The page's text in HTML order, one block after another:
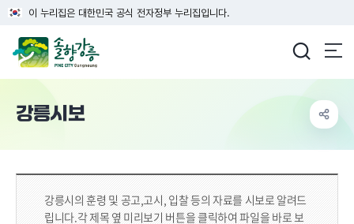
이 누리집은 대한민국 공식 전자정부 누리집입니다.
강릉시보
강릉시의 훈령 및 공고,고시, 입찰 등의 자료를 시보로 알려드
립니다.각 제목 옆 미리보기 버튼을 클릭하여 파일을 바로 보